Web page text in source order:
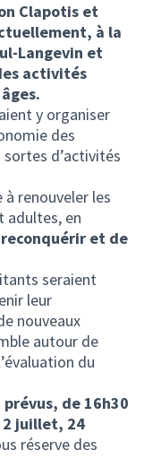
Clapotis et
à la
Langevin et
activités
y organiser
des
d’activités
renouveler les
adultes, en
et de
seraient
leur
nouveaux
autour de
du
de 16h30
2 juillet, 24
réserve des